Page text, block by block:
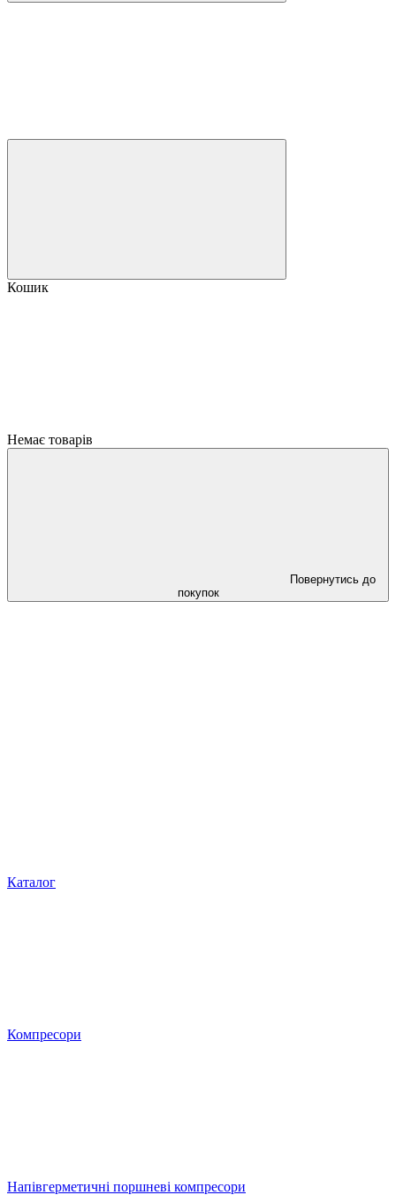
Кошик
Немає товарів
Повернутись до
покупок
Каталог
Компресори
Напівгерметичні поршневі компресори